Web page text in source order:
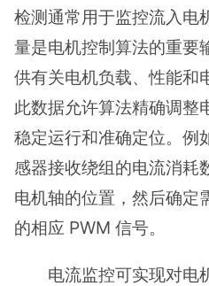
检测通常用于监控流入电
量是电机控制算法的重要
供有关电机负载、性能和
此数据允许算法精确调整
稳定运行和准确定位。例
感器接收绕组的电流消耗
电机轴的位置，然后确定
的相应 PWM 信号。
电流监控可实现对电